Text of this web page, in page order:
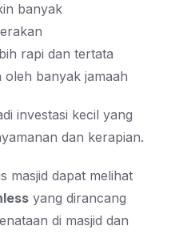
banyak
rapi dan tertata
oleh banyak jamaah
investasi kecil yang
dan kerapian.
masjid dapat melihat
yang dirancang
di masjid dan